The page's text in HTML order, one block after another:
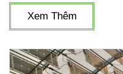
mắc: Đèn năng lượng mặt
Xem Thêm